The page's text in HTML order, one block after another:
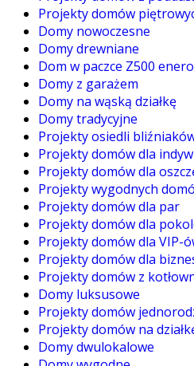
Projekty domów
Domy nowoczesne
Domy drewniane
Dom w paczce Z500
Domy z garażem
Domy na wąską działkę
Domy tradycyjne
Projekty osiedli
Projekty domów dla
Projekty domów dla
Projekty wygodnych
Projekty domów dla par
Projekty domów dla
Projekty domów dla VIP-
Projekty domów dla
Projekty domów z
Domy luksusowe
Projekty domów
Projekty domów na
Domy dwulokalowe